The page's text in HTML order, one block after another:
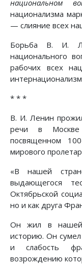
национальном
национализма
— слияние всех
Борьба В. И.
национального
рабочих всех
* * *
В. И. Ленин
речи в Москве
посвященном
мирового
«В нашей
выдающегося
Октябрьской
но и как друга
Он жил в нашей
историю. Он сумел
и слабость
возрождению